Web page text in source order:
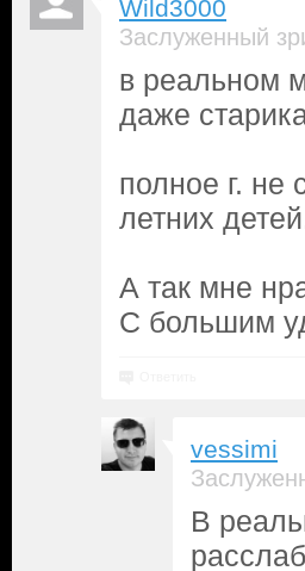
Wild3000
Заслуженный
в реальном
даже
полное г. не
летних
А так мне
С большим
vessimi
В